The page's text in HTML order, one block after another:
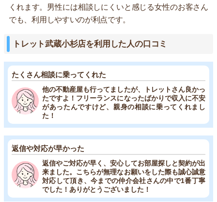
くれます。男性には相談しにくいと感じる女性のお客さん
でも、利用しやすいのが利点です。
トレット武蔵小杉店を利用した人の口コミ
たくさん相談に乗ってくれた
他の不動産屋も行ってましたが、トレットさん良かっ
たですよ！フリーランスになったばかりで収入に不安
があったんですけど、親身の相談に乗ってくれまし
た！
返信や対応が早かった
返信やご対応が早く、安心してお部屋探しと契約が出
来ました。こちらが無理なお願いをした際も誠心誠意
対応して頂き、今までの仲介会社さんの中で1番丁寧
でした！ありがとうございました！